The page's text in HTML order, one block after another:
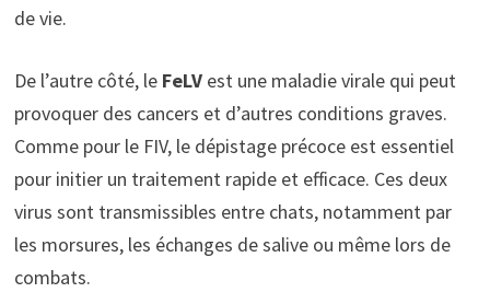
de vie.
De l’autre côté, le FeLVest une maladie virale qui peut
provoquer des cancers et d’autres conditions graves.
Comme pour le FIV, le dépistage précoce est essentiel
pour initier un traitement rapide et efficace. Ces deux
virus sont transmissibles entre chats, notamment par
les morsures, les échanges de salive ou même lors de
combats.